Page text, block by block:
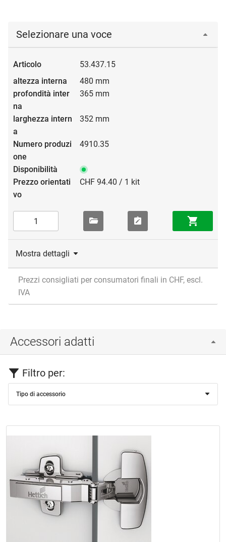
Selezionare una voce
53.437.15
480 mm
365 mm
352 mm
4910.35
CHF 94.40 / 1 kit
Mostra dettagli
Prezzi consigliati per consumatori finali in CHF, escl.
IVA
Accessori adatti
Filtro per:
Tipo di accessorio